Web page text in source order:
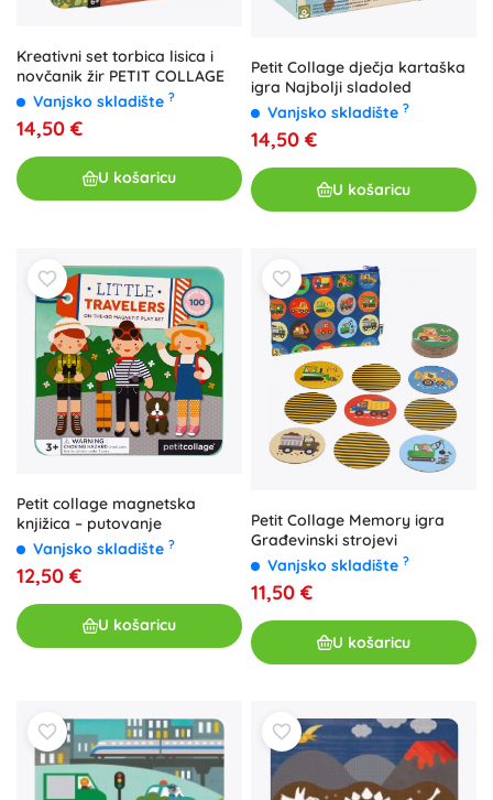
Kreativni set torbica lisica i
novčanik žir PETIT COLLAGE
Vanjsko skladište ?
14,50 €
U košaricu
Petit Collage dječja kartaška
igra Najbolji sladoled
Vanjsko skladište ?
14,50 €
U košaricu
Petit collage magnetska
knjižica – putovanje
Vanjsko skladište ?
12,50 €
U košaricu
Petit Collage Memory igra
Građevinski strojevi
Vanjsko skladište ?
11,50 €
U košaricu